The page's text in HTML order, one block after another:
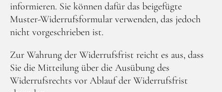
informieren. Sie können dafür das beigefügte
Muster-Widerrufsformular verwenden, das jedoch
nicht vorgeschrieben ist.
Zur Wahrung der Widerrufsfrist reicht es aus, dass
Sie die Mitteilung über die Ausübung des
Widerrufsrechts vor Ablauf der Widerrufsfrist